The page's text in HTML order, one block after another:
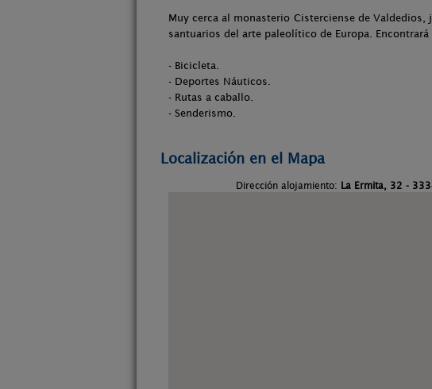
Muy cerca al monasterio Cisterciense de
santuarios del arte paleolítico de Europa.
- Bicicleta.
- Deportes Náuticos.
- Rutas a caballo.
- Senderismo.
Localización en el Mapa
Dirección alojamiento: La Ermita, 32 -